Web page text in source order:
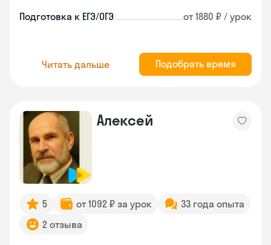
Подготовка к ЕГЭ/ОГЭ от 1880 ₽ / урок
Читать дальше Подобрать время
Алексей
5 от 1092 ₽ за урок
33 года опыта
2 отзыва